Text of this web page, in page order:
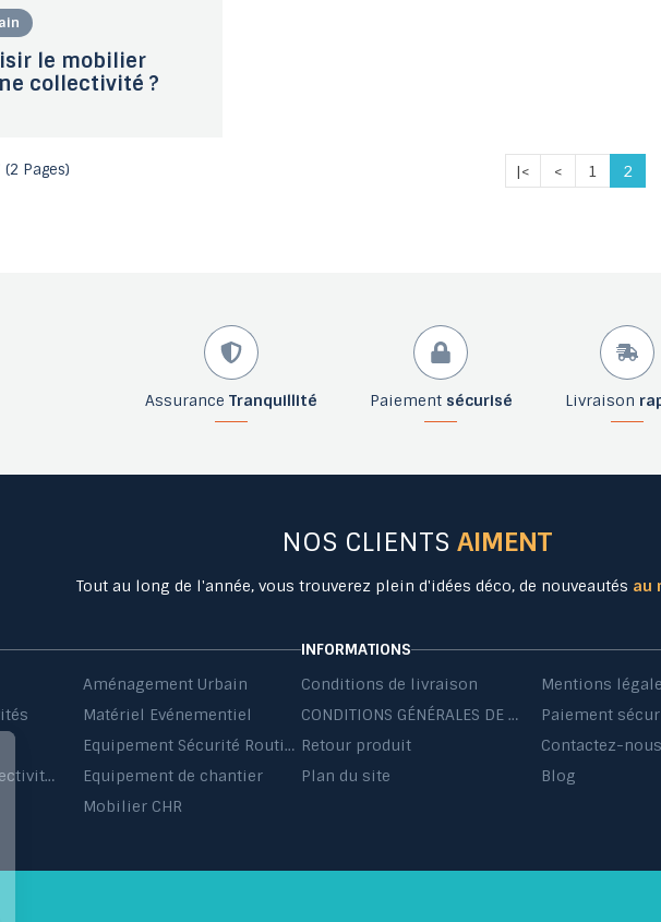
le mobilier
collectivité ?
|< < 1 2
Pages)
Assurance Tranquillité Paiement sécurisé Livraison
NOS CLIENTS AIMENT
Tout au long de l'année, vous trouverez plein d'idées déco, de nouveautés au
Aménagement Urbain
Matériel Evénementiel
Equipement Sécurité Routière
Jeu Extérieur de Collectivités
Equipement de chantier
Mobilier CHR
INFORMATIONS
Conditions de livraison
Mentions
CONDITIONS GÉNÉRALES DE VENTE ET DE PRESTATIONS DE SERVICES
Paiement
Retour produit
Contactez-nous
Plan du site
Blog